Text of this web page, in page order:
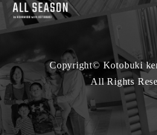
Copyright© Kotobuki
All Rights